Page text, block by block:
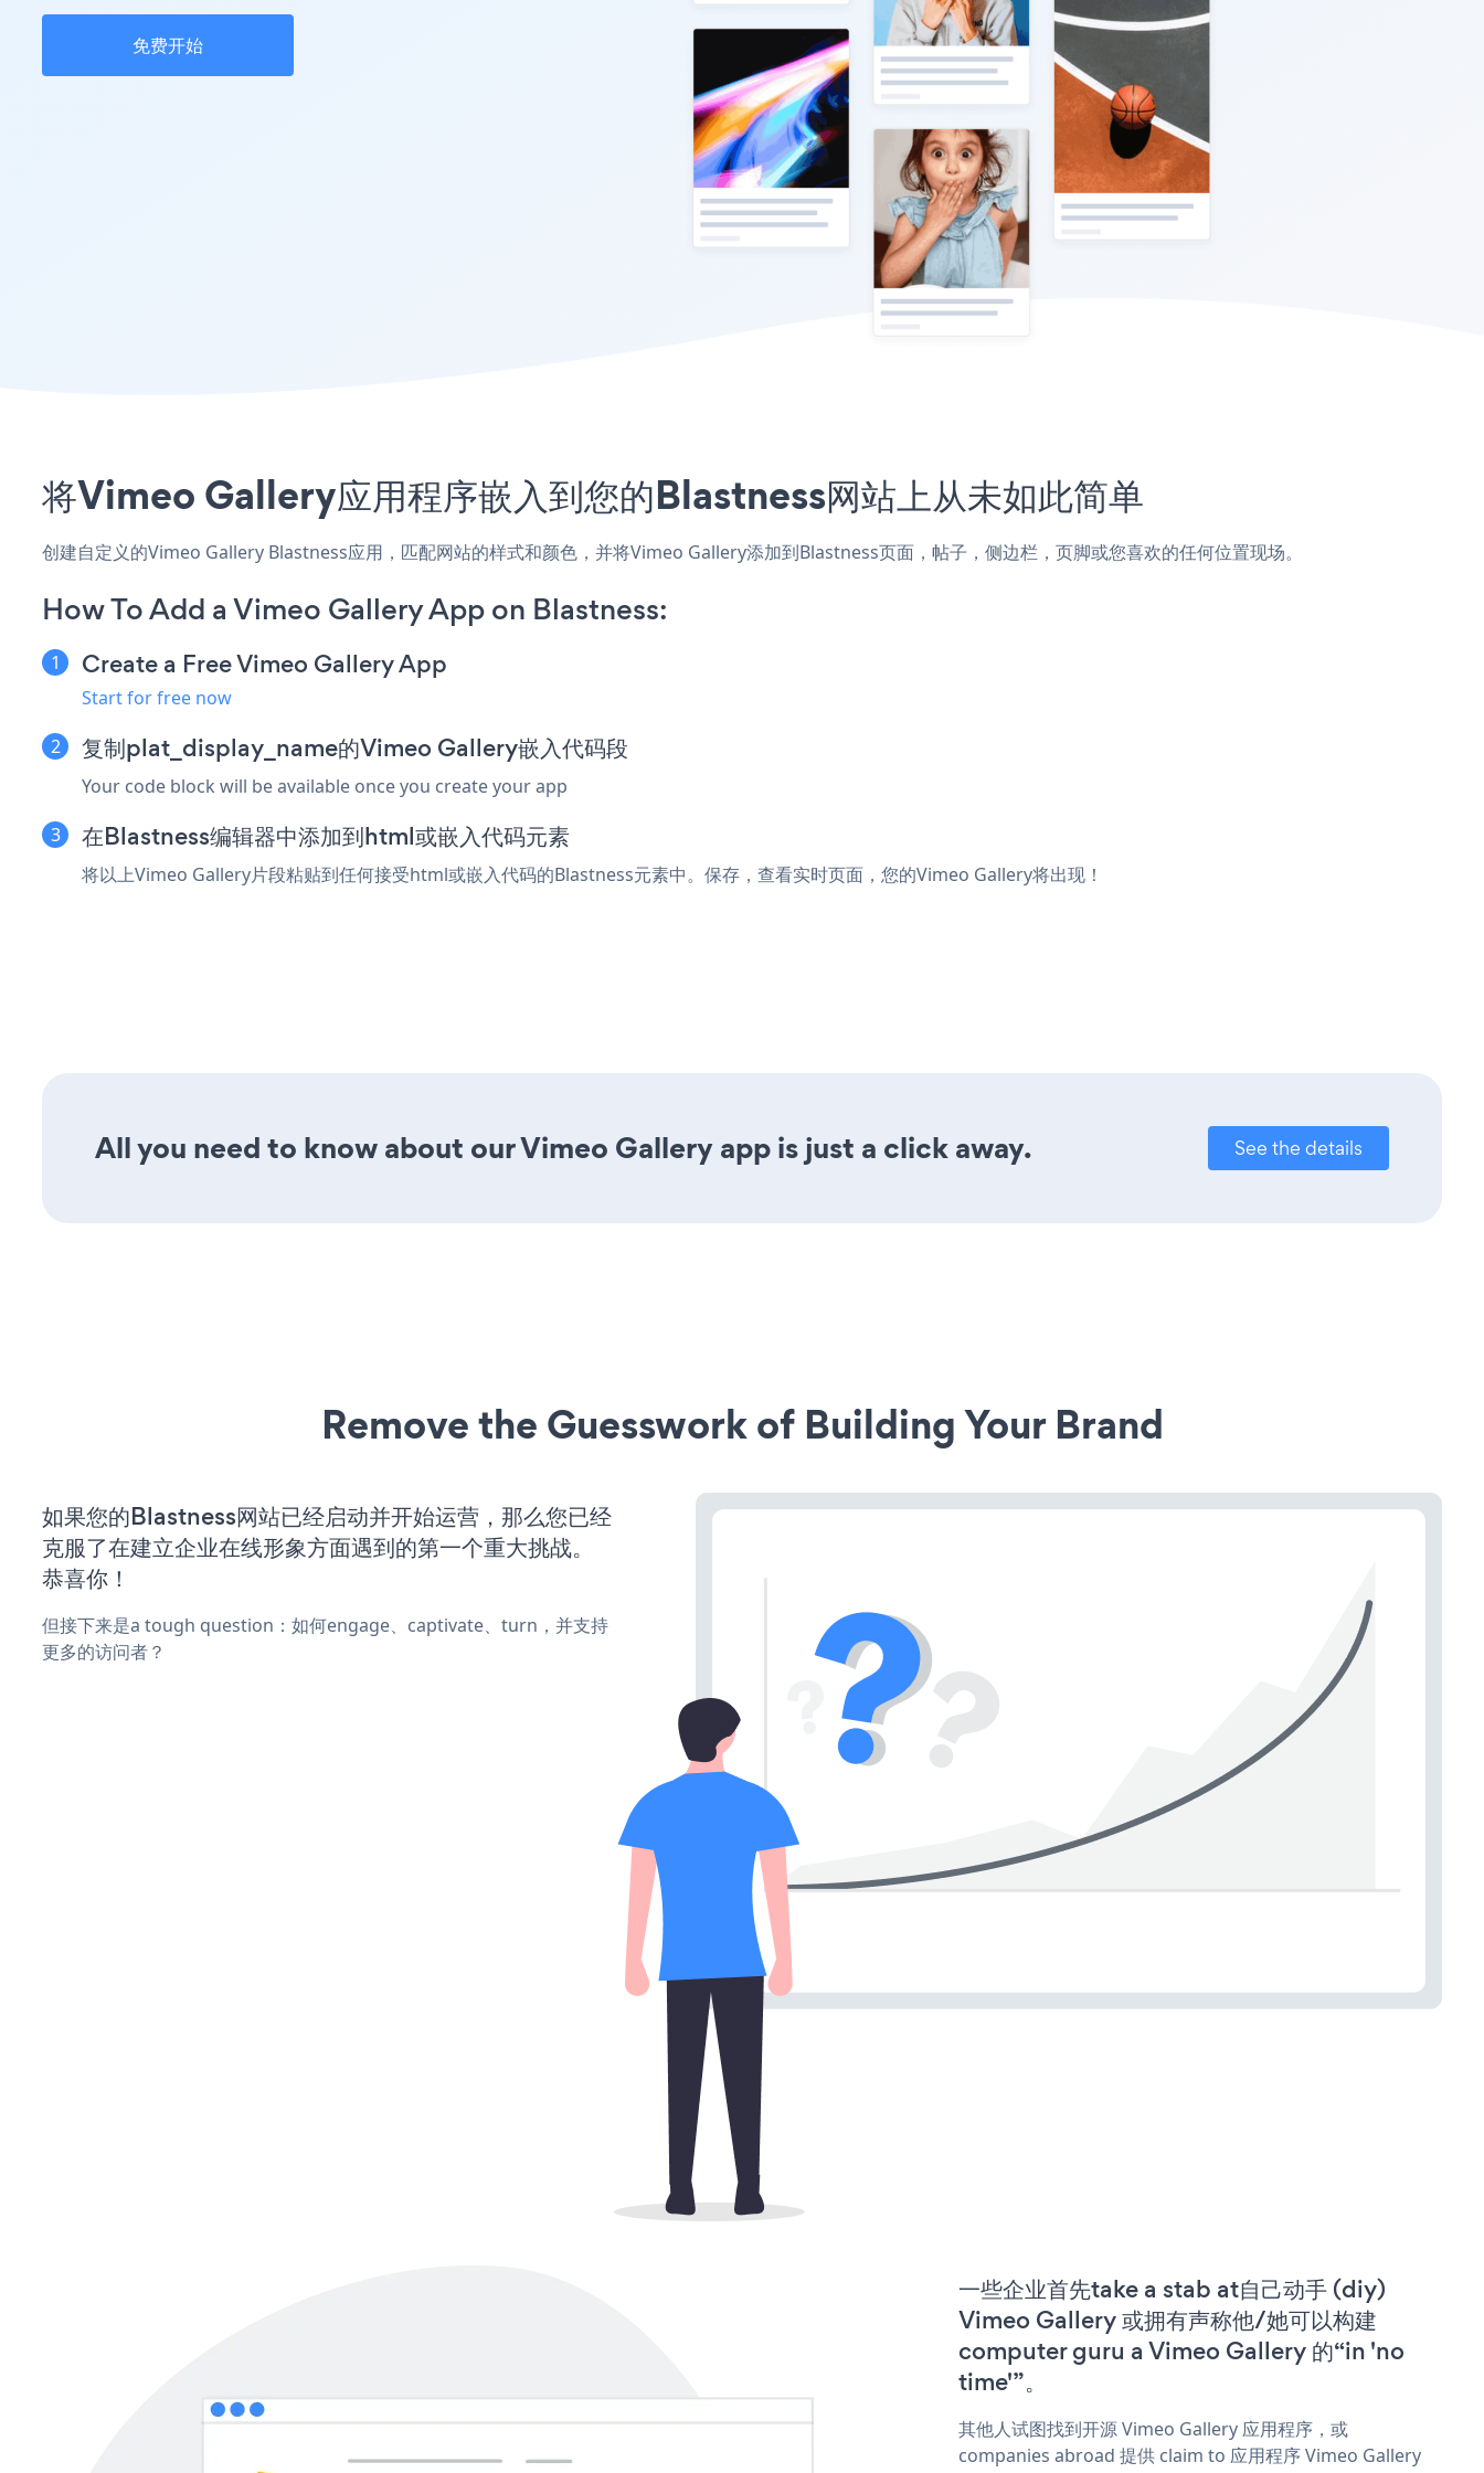
免费开始
将Vimeo Gallery应用程序嵌入到您的Blastness网站上从未如此简单
创建自定义的Vimeo Gallery Blastness应用，匹配网站的样式和颜色，并将Vimeo Gallery添加到Blastness页面，帖子，侧边栏，页脚或您喜欢的任何位置现场。
How To Add a Vimeo Gallery App on Blastness:
Create a Free Vimeo Gallery App
Start for free now
复制plat_display_name的Vimeo Gallery嵌入代码段
Your code block will be available once you create your app
在Blastness编辑器中添加到html或嵌入代码元素
将以上Vimeo Gallery片段粘贴到任何接受html或嵌入代码的Blastness元素中。保存，查看实时页面，您的Vimeo Gallery将出现！
All you need to know about our Vimeo Gallery app is just a click away. See the details
Remove the Guesswork of Building Your Brand
如果您的Blastness网站已经启动并开始运营，那么您已经
克服了在建立企业在线形象方面遇到的第一个重大挑战。
恭喜你！
但接下来是a tough question：如何engage、captivate、turn，并支持
更多的访问者？
一些企业首先take a stab at自己动手 (diy)
Vimeo Gallery 或拥有声称他/她可以构建
computer guru a Vimeo Gallery 的“in 'no
time'”。
其他人试图找到开源 Vimeo Gallery 应用程序，或
companies abroad 提供 claim to 应用程序 Vimeo Gallery